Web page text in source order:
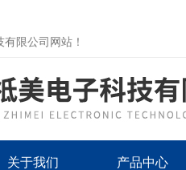
限公司网站！
关于我们 产品中心